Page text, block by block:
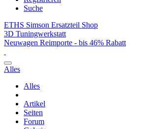
Suche
ETHS Simson Ersatzteil Shop
3D Tuningwerkstatt
Neuwagen Reimporte - bis 46% Rabatt
Alles
Alles
Artikel
Seiten
Forum